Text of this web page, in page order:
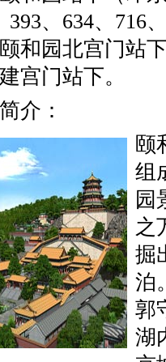
393、 634、 716
和园北宫门站
宫门站下。
介：
颐
组
园
之
掘
泊
郭
湖